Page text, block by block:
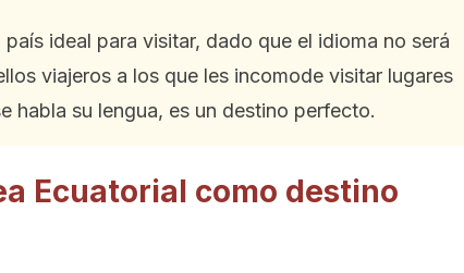
país ideal para visitar, dado que el idioma no será
viajeros a los que les incomode visitar lugares
habla su lengua, es un destino perfecto.
Ecuatorial como destino